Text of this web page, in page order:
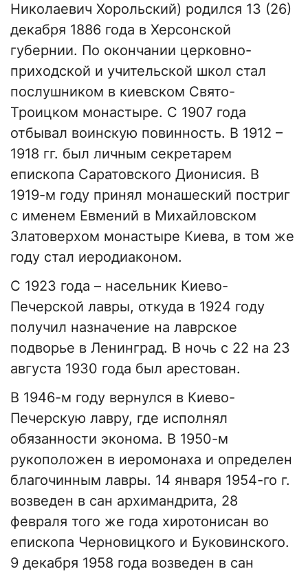
Николаевич Хорольский) родился 13 (26)
декабря 1886 года в Херсонской
губернии. По окончании церковно-
приходской и учительской школ стал
послушником в киевском Свято-
Троицком монастыре. С 1907 года
отбывал воинскую повинность. В 1912 –
1918 гг. был личным секретарем
епископа Саратовского Дионисия. В
1919-м году принял монашеский постриг
с именем Евмений в Михайловском
Златоверхом монастыре Киева, в том же
году стал иеродиаконом.
С 1923 года – насельник Киево-
Печерской лавры, откуда в 1924 году
получил назначение на лаврское
подворье в Ленинград. В ночь с 22 на 23
августа 1930 года был арестован.
В 1946-м году вернулся в Киево-
Печерскую лавру, где исполнял
обязанности эконома. В 1950-м
рукоположен в иеромонаха и определен
благочинным лавры. 14 января 1954-го г.
возведен в сан архимандрита, 28
февраля того же года хиротонисан во
епископа Черновицкого и Буковинского.
9 декабря 1958 года возведен в сан